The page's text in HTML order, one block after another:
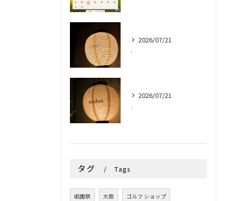
2026/07/21
.
2026/07/21
.
タグ Tags
祇園祭 大阪 ゴルフ ショップ